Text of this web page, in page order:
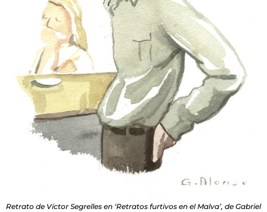
Retrato de Víctor Segrelles en ‘Retratos furtivos en el Malva’, de Gabriel